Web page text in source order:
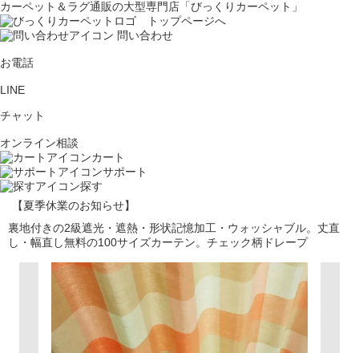
カーペット＆ラグ通販の大型専門店「びっくりカーペット」
問い合わせ
お電話
LINE
チャット
オンライン相談
カート
サポート
探す
【夏季休業のお知らせ】
裏地付きの2級遮光・遮熱・形状記憶加工・ウォッシャブル。丈直
し・幅直し無料の100サイズカーテン。チェック柄ドレープ